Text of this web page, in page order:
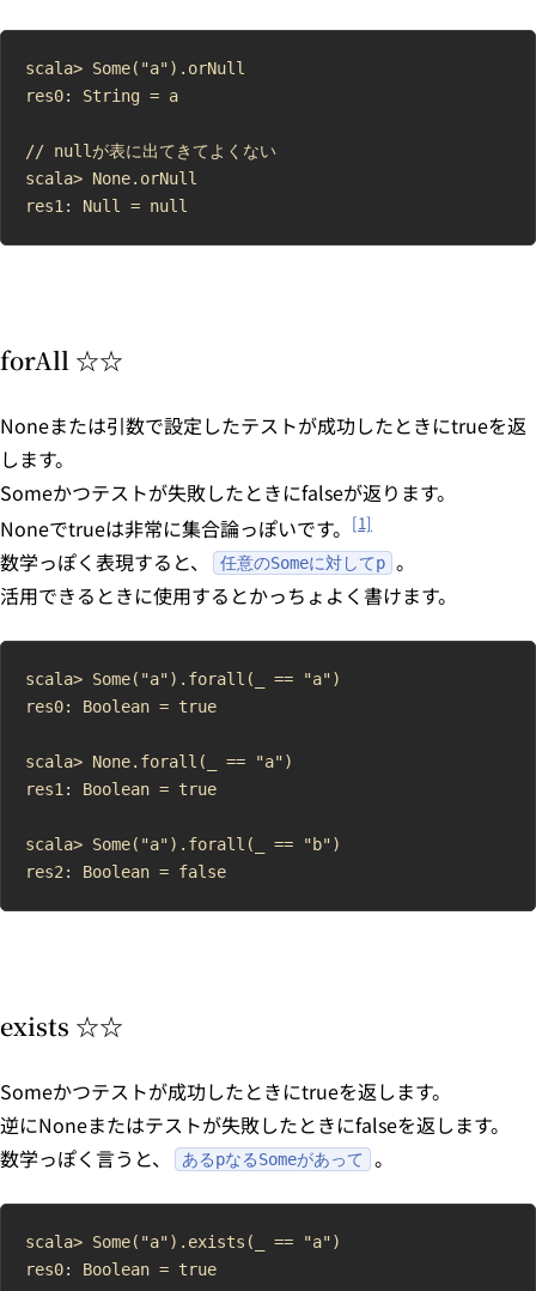
scala> Some("a").orNull
res0: String = a
// nullが表に出てきてよくない
scala> None.orNull
forAll ☆☆
Noneまたは引数で設定したテストが成功したときにtrueを返
します。
Someかつテストが失敗したときにfalseが返ります。
Noneでtrueは非常に集合論っぽいです。 [1]
数学っぽく表現すると、 任意のSomeに対してp 。
活用できるときに使用するとかっちょよく書けます。
scala> Some("a").forall(_ == "a")
res0: Boolean = true
scala> None.forall(_ == "a")
res1: Boolean = true
scala> Some("a").forall(_ == "b")
exists ☆☆
Someかつテストが成功したときにtrueを返します。
逆にNoneまたはテストが失敗したときにfalseを返します。
数学っぽく言うと、
あるpなるSomeがあって 。
scala> Some("a").exists(_ == "a")
res0: Boolean = true